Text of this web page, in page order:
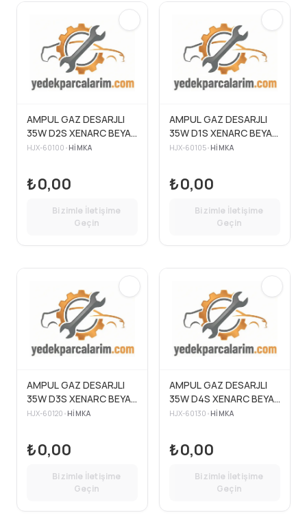
AMPUL GAZ DESARJLI
35W D2S XENARC BEYAZ
IŞIK
HJX-60100 • HIMKA
₺0,00
Bizimle İletişime
Geçin
AMPUL GAZ DESARJLI
35W D1S XENARC BEYAZ
IŞIK
HJX-60105• HIMKA
₺0,00
Bizimle İletişime
Geçin
AMPUL GAZ DESARJLI
35W D3S XENARC BEYAZ
IŞIK
HJX-60120 • HIMKA
₺0,00
Bizimle İletişime
Geçin
AMPUL GAZ DESARJLI
35W D4S XENARC BEYAZ
IŞIK
HJX-60130 • HIMKA
₺0,00
Bizimle İletişime
Geçin